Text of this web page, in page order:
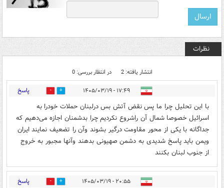
نظرات
انتشار یافته: 2 در انتظار بررسی: 0
۱۷:۴۹ - ۱۴۰۵/۰۳/۱۹ 0 پاسخ
با این تحلیل چرا ما پس نقض آتش بس درلبنان حملات خودرا به
اسرائیل خصوصا شمال آن راشروع نکردیم چرا بدشمنان اجازه می‌دهیم که‌
جداگانه با یکی از محور مقاومت درگیر بشوند وآن را تضعيف نمایند ایران
ویمن باید پاسخ شدیدی به‌ دشمن صهیونی بدهند وآنها مجبور به‌ خروج
از جنوب لبنان بکنند
۲۰:۵۵ - ۱۴۰۵/۰۳/۱۹ 0 پاسخ